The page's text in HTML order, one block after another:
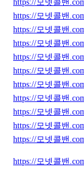
https://모넷콜밴
https://모넷콜밴
https://모넷콜밴
https://모넷콜밴
https://모넷콜밴
https://모넷콜밴
https://모넷콜밴
https://모넷콜밴
https://모넷콜밴
https://모넷콜밴
https://모넷콜밴
https://모넷콜밴